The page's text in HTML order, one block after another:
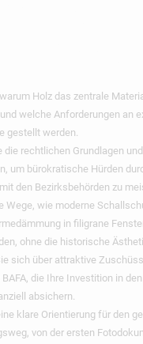
Holz das zentrale
welche Anforderungen an
gestellt werden.
die rechtlichen Grundlagen
um bürokratische Hürden
den Bezirksbehörden zu
Wege, wie moderne
in filigrane
ohne die historische
sich über attraktive
BAFA, die Ihre Investition in
absichern.
klare Orientierung für den
von der ersten